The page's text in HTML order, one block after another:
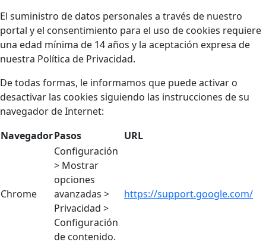
El suministro de datos personales a través de nuestro
portal y el consentimiento para el uso de cookies requiere
una edad mínima de 14 años y la aceptación expresa de
nuestra Política de Privacidad.
De todas formas, le informamos que puede activar o
desactivar las cookies siguiendo las instrucciones de su
navegador de Internet:
NavegadorPasos URL
Chrome
Configuración
> Mostrar
opciones
avanzadas >
Privacidad >
Configuración
de contenido.
https://support.google.com/